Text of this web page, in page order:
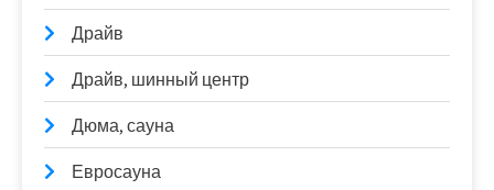
Драйв
Драйв, шинный центр
Дюма, сауна
Евросауна